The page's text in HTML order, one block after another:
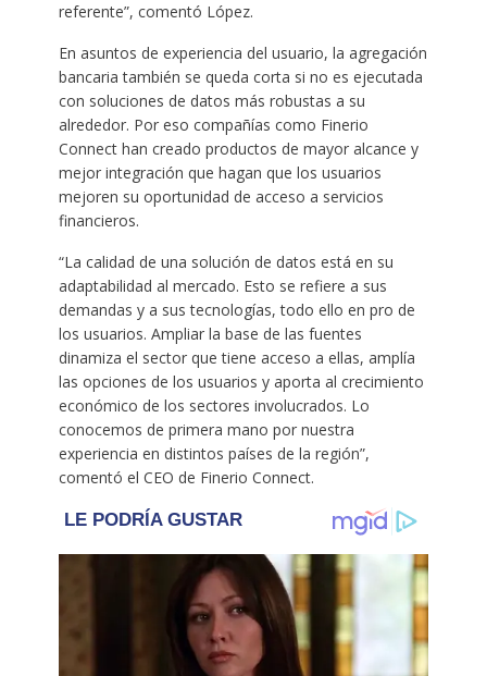
referente”, comentó López.
En asuntos de experiencia del usuario, la agregación
bancaria también se queda corta si no es ejecutada
con soluciones de datos más robustas a su
alrededor. Por eso compañías como Finerio
Connect han creado productos de mayor alcance y
mejor integración que hagan que los usuarios
mejoren su oportunidad de acceso a servicios
financieros.
“La calidad de una solución de datos está en su
adaptabilidad al mercado. Esto se refiere a sus
demandas y a sus tecnologías, todo ello en pro de
los usuarios. Ampliar la base de las fuentes
dinamiza el sector que tiene acceso a ellas, amplía
las opciones de los usuarios y aporta al crecimiento
económico de los sectores involucrados. Lo
conocemos de primera mano por nuestra
experiencia en distintos países de la región”,
comentó el CEO de Finerio Connect.